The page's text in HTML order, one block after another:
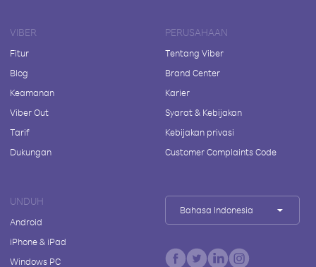
VIBER
Fitur
Blog
Keamanan
Viber Out
Tarif
Dukungan
PERUSAHAAN
Tentang Viber
Brand Center
Karier
Syarat & Kebijakan
Kebijakan privasi
Customer Complaints Code
UNDUH
Android
iPhone & iPad
Windows PC
Bahasa Indonesia